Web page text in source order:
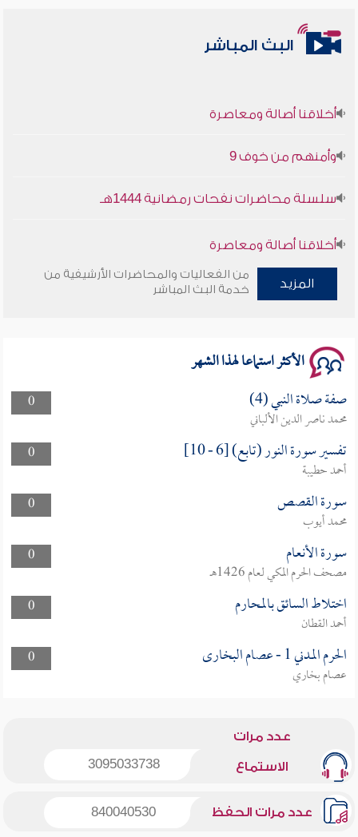
البث المباشر
أخلاقنا أصالة ومعاصرة
وأمنهم من خوف 9
سلسلة محاضرات نفحات رمضانية 1444هـ
أخلاقنا أصالة ومعاصرة
وأمنهم من خوف 9
المزيد
من الفعاليات والمحاضرات الأرشيفية من
خدمة البث المباشر
الأكثر استماعا لهذا الشهر
0 صفة صلاة النبي (4)
محمد ناصر الدين الألباني
0
تفسير سورة النور (تابع) [6 - 10]
أحمد حطيبة
0
سورة القصص
محمد أيوب
0
سورة الأنعام
مصحف الحرم المكي لعام 1426هـ
0
اختلاط السائق بالمحارم
أحمد القطان
0
الحرم المدني 1 - عصام البخارى
عصام بخاري
عدد مرات
الاستماع 3095033738
عدد مرات الحفظ 840040530